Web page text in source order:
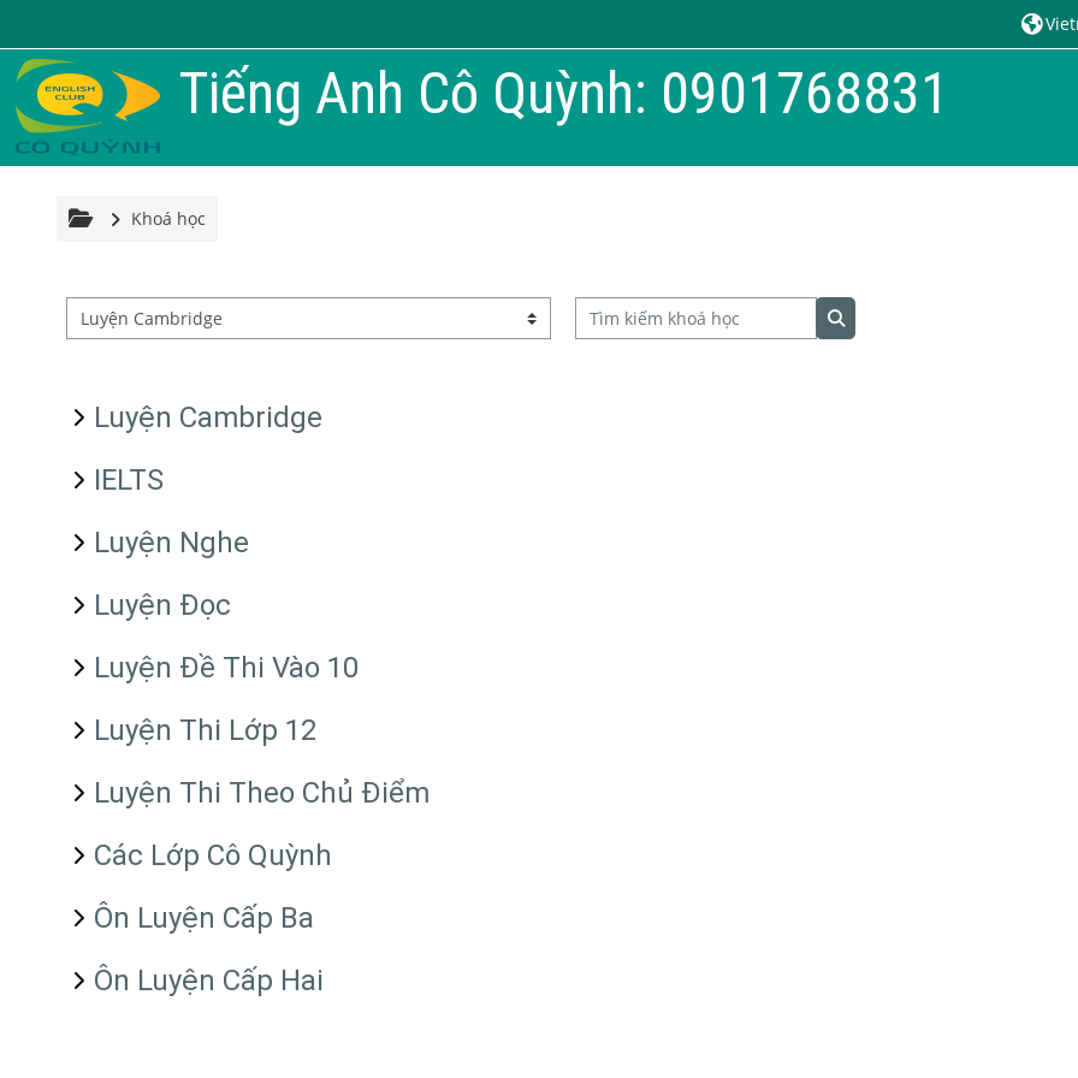
Tiếng Anh Cô Quỳnh: 0901768831
Khoá học
Danh mục khoá học
Tìm kiếm khoá học
Tìm kiếm khoá học
Luyện Cambridge
IELTS
Luyện Nghe
Luyện Đọc
Luyện Đề Thi Vào 10
Luyện Thi Lớp 12
Luyện Thi Theo Chủ Điểm
Các Lớp Cô Quỳnh
Ôn Luyện Cấp Ba
Ôn Luyện Cấp Hai